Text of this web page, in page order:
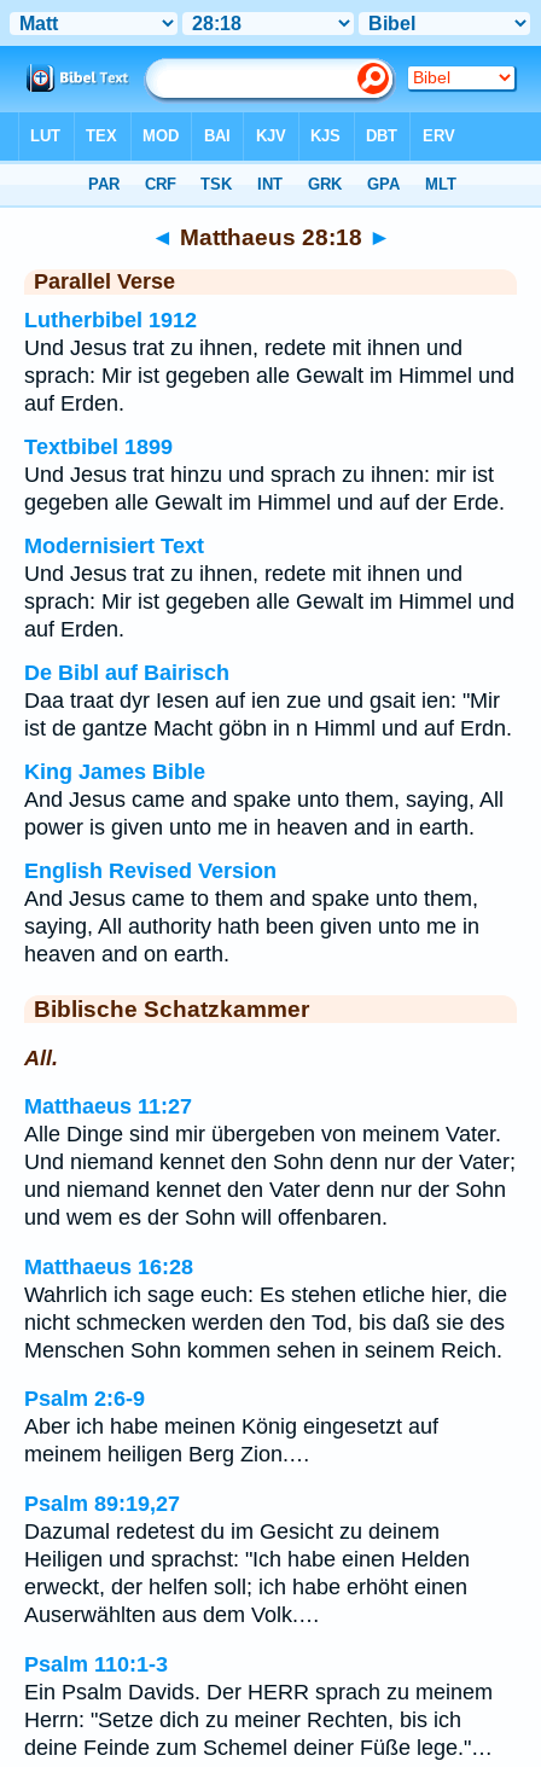
◄ Matthaeus 28:18 ►
Parallel Verse
Lutherbibel 1912
Und Jesus trat zu ihnen, redete mit ihnen und
sprach: Mir ist gegeben alle Gewalt im Himmel und
auf Erden.
Textbibel 1899
Und Jesus trat hinzu und sprach zu ihnen: mir ist
gegeben alle Gewalt im Himmel und auf der Erde.
Modernisiert Text
Und Jesus trat zu ihnen, redete mit ihnen und
sprach: Mir ist gegeben alle Gewalt im Himmel und
auf Erden.
De Bibl auf Bairisch
Daa traat dyr Iesen auf ien zue und gsait ien: "Mir
ist de gantze Macht göbn in n Himml und auf Erdn.
King James Bible
And Jesus came and spake unto them, saying, All
power is given unto me in heaven and in earth.
English Revised Version
And Jesus came to them and spake unto them,
saying, All authority hath been given unto me in
heaven and on earth.
Biblische Schatzkammer
All.
Matthaeus 11:27
Alle Dinge sind mir übergeben von meinem Vater.
Und niemand kennet den Sohn denn nur der Vater;
und niemand kennet den Vater denn nur der Sohn
und wem es der Sohn will offenbaren.
Matthaeus 16:28
Wahrlich ich sage euch: Es stehen etliche hier, die
nicht schmecken werden den Tod, bis daß sie des
Menschen Sohn kommen sehen in seinem Reich.
Psalm 2:6-9
Aber ich habe meinen König eingesetzt auf
meinem heiligen Berg Zion.…
Psalm 89:19,27
Dazumal redetest du im Gesicht zu deinem
Heiligen und sprachst: "Ich habe einen Helden
erweckt, der helfen soll; ich habe erhöht einen
Auserwählten aus dem Volk.…
Psalm 110:1-3
Ein Psalm Davids. Der HERR sprach zu meinem
Herrn: "Setze dich zu meiner Rechten, bis ich
deine Feinde zum Schemel deiner Füße lege."…